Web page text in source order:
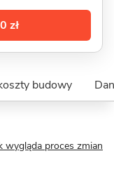
zł
budowy
wygląda proces zmian